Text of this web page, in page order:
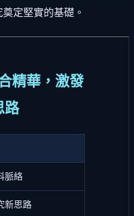
定堅實的基礎。
精華，激發
路
脈絡
新思路